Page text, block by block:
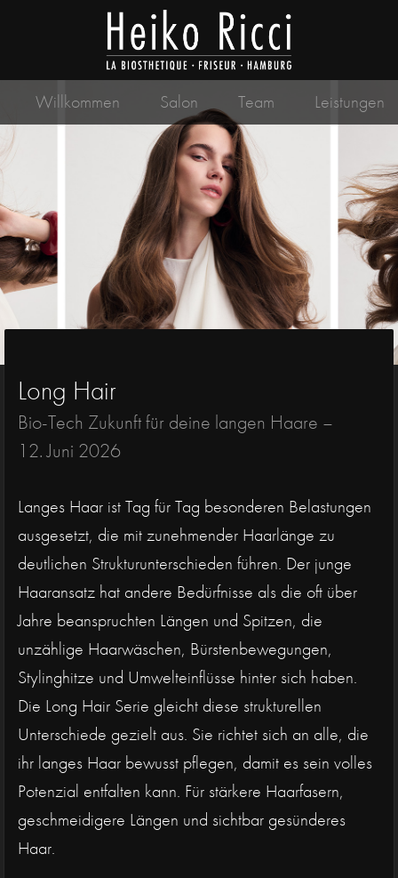
Willkommen Salon Team Leistungen
Long Hair
Bio-Tech Zukunft für deine langen Haare –
12. Juni 2026
Langes Haar ist Tag für Tag besonderen Belastungen
ausgesetzt, die mit zunehmender Haarlänge zu
deutlichen Strukturunterschieden führen. Der junge
Haaransatz hat andere Bedürfnisse als die oft über
Jahre beanspruchten Längen und Spitzen, die
unzählige Haarwäschen, Bürstenbewegungen,
Stylinghitze und Umwelteinflüsse hinter sich haben.
Die Long Hair Serie gleicht diese strukturellen
Unterschiede gezielt aus. Sie richtet sich an alle, die
ihr langes Haar bewusst pflegen, damit es sein volles
Potenzial entfalten kann. Für stärkere Haarfasern,
geschmeidigere Längen und sichtbar gesünderes
Haar.